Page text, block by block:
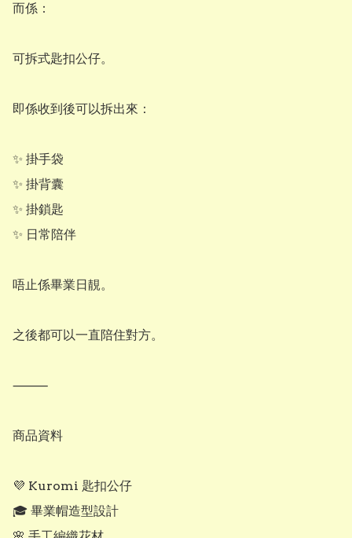
而係：
可拆式匙扣公仔。
即係收到後可以拆出來：
✨ 掛手袋
✨ 掛背囊
✨ 掛鎖匙
✨ 日常陪伴
唔止係畢業日靚。
之後都可以一直陪住對方。
⸻
商品資料
💜 Kuromi 匙扣公仔
🎓 畢業帽造型設計